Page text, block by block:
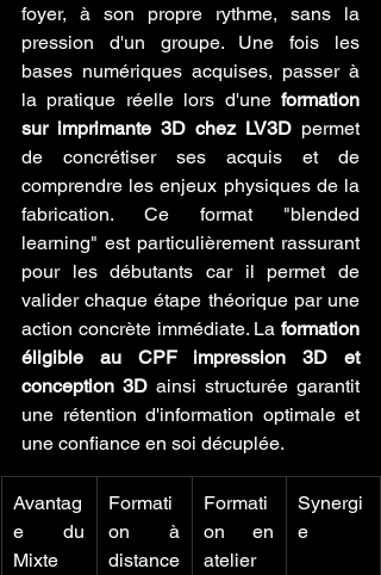
foyer, à son propre rythme, sans la
pression d'un groupe. Une fois les
bases numériques acquises, passer à
la pratique réelle lors d'une formation
sur imprimante 3D chez LV3D permet
de concrétiser ses acquis et de
comprendre les enjeux physiques de la
fabrication. Ce format "blended
learning" est particulièrement rassurant
pour les débutants car il permet de
valider chaque étape théorique par une
action concrète immédiate. La formation
éligible au CPF impression 3D et
conception 3D ainsi structurée garantit
une rétention d'information optimale et
une confiance en soi décuplée.
Avantag
e du
Mixte
Formati
on à
distance
Formati
on en
atelier
Synergi
e